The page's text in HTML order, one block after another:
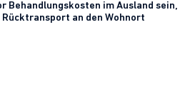
Behandlungskosten im Ausland sein,
an den Wohnort